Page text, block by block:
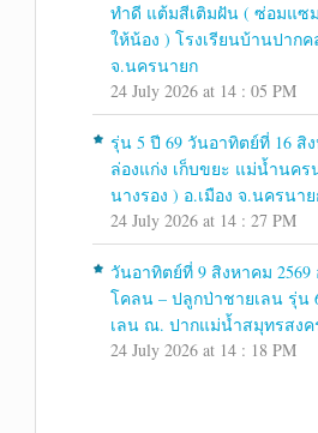
ทำดี แต้มสีเติมฝัน ( ซ่อมแซ
ให้น้อง ) โรงเรียนบ้านปากค
จ.นครนายก
24 July 2026 at 14 : 05 PM
รุ่น 5 ปี 69 วันอาทิตย์ที่ 16 สิ
ล่องแก่ง เก็บขยะ แม่น้ำนคร
นางรอง ) อ.เมือง จ.นครนา
24 July 2026 at 14 : 27 PM
วันอาทิตย์ที่ 9 สิงหาคม 2569
โคลน – ปลูกป่าชายเลน รุ่น
เลน ณ. ปากแม่น้ำสมุทรสงค
24 July 2026 at 14 : 18 PM